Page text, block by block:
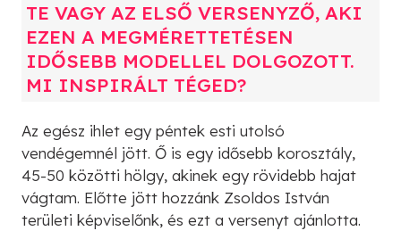
TE VAGY AZ ELSŐ VERSENYZŐ, AKI
EZEN A MEGMÉRETTETÉSEN
IDŐSEBB MODELLEL DOLGOZOTT.
MI INSPIRÁLT TÉGED?
Az egész ihlet egy péntek esti utolsó
vendégemnél jött. Ő is egy idősebb korosztály,
45-50 közötti hölgy, akinek egy rövidebb hajat
vágtam. Előtte jött hozzánk Zsoldos István
területi képviselőnk, és ezt a versenyt ajánlotta.